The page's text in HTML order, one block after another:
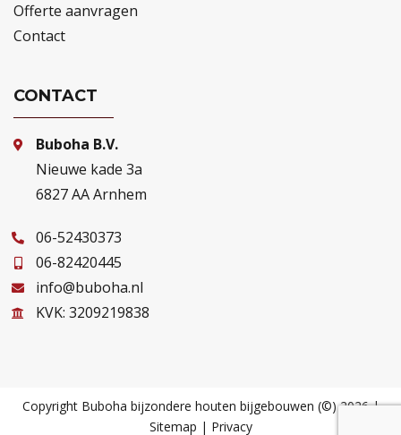
Offerte aanvragen
Contact
CONTACT
Buboha B.V.
Nieuwe kade 3a
6827 AA Arnhem
06-52430373
06-82420445
info@buboha.nl
KVK: 3209219838
Copyright Buboha bijzondere houten bijgebouwen (©) 2026 |
Sitemap | Privacy